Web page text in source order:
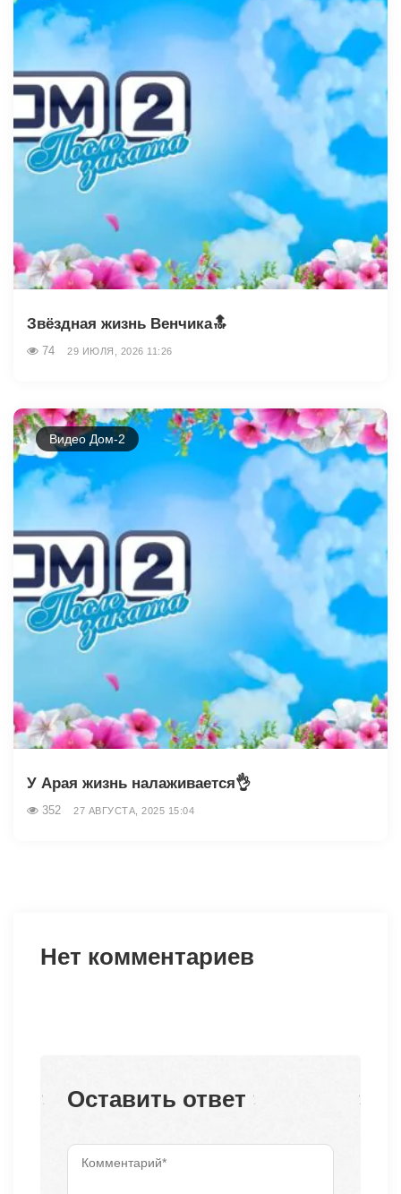
Звёздная жизнь Венчика🔝
74 29 ИЮЛЯ, 2026 11:26
Видео Дом-2
У Арая жизнь налаживается👌
352 27 АВГУСТА, 2025 15:04
Нет комментариев
Оставить ответ